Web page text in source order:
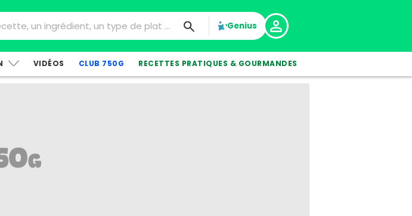
Genius
VIDÉOS CLUB 750G RECETTES PRATIQUES & GOURMANDES